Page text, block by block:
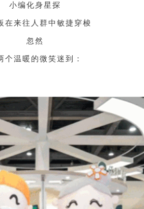
小编化身星探
在来往人群中敏捷穿梭
忽然
个温暖的微笑迷到：